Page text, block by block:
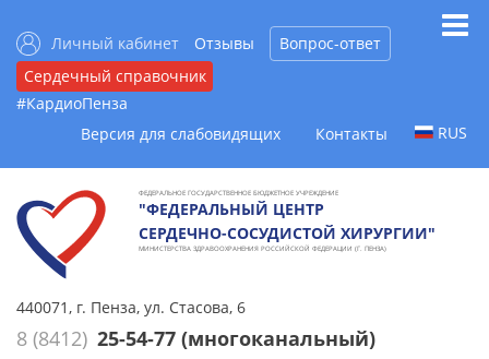
Личный кабинет Отзывы
Вопрос-ответ
Сердечный справочник
#КардиоПенза
Версия для слабовидящих
Контакты RUS
ФЕДЕРАЛЬНОЕ ГОСУДАРСТВЕННОЕ БЮДЖЕТНОЕ УЧРЕЖДЕНИЕ
"ФЕДЕРАЛЬНЫЙ ЦЕНТР
СЕРДЕЧНО-СОСУДИСТОЙ ХИРУРГИИ"
МИНИСТЕРСТВА ЗДРАВООХРАНЕНИЯ РОССИЙСКОЙ ФЕДЕРАЦИИ (Г. ПЕНЗА)
440071, г. Пенза, ул. Стасова, 6
8 (8412) 25-54-77 (многоканальный)